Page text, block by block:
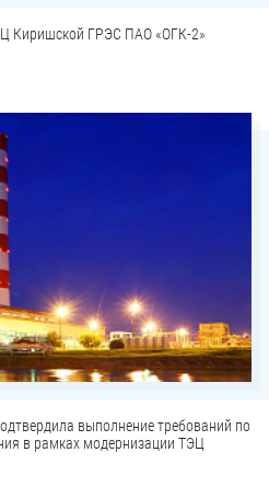
Киришской ГРЭС ПАО «ОГК-2»
выполнение требований по
в рамках модернизации ТЭЦ